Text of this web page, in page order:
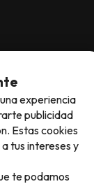
2002-2026
experiencia
publicidad
Estas cookies
tus intereses y
te podamos